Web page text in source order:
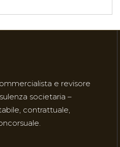
e revisore
societaria –
contrattuale,